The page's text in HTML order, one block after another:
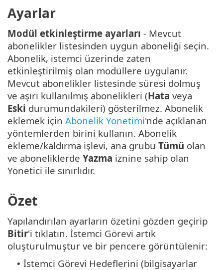
Ayarlar
Modül etkinleştirme ayarları - Mevcut
abonelikler listesinden uygun aboneliği seçin.
Abonelik, istemci üzerinde zaten
etkinleştirilmiş olan modüllere uygulanır.
Mevcut abonelikler listesinde süresi dolmuş
ve aşırı kullanılmış abonelikleri (Hata veya
Eski durumundakileri) gösterilmez. Abonelik
eklemek için Abonelik Yönetimi'nde açıklanan
yöntemlerden birini kullanın. Abonelik
ekleme/kaldırma işlevi, ana grubu Tümü olan
ve aboneliklerde Yazma iznine sahip olan
Yönetici ile sınırlıdır.
Özet
Yapılandırılan ayarların özetini gözden geçirip
Bitir'i tıklatın. İstemci Görevi artık
oluşturulmuştur ve bir pencere görüntülenir:
• İstemci Görevi Hedeflerini (bilgisayarlar